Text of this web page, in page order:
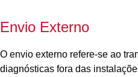
Envio Externo
O envio externo refere-se ao
diagnósticas fora das